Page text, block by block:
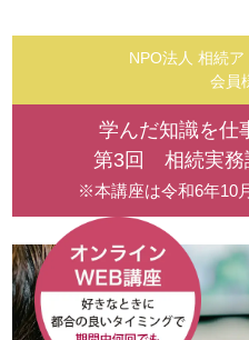
NPO法人 相続
会員
学んだ知識を仕
第3回 相続実
※本講座は令和6年10